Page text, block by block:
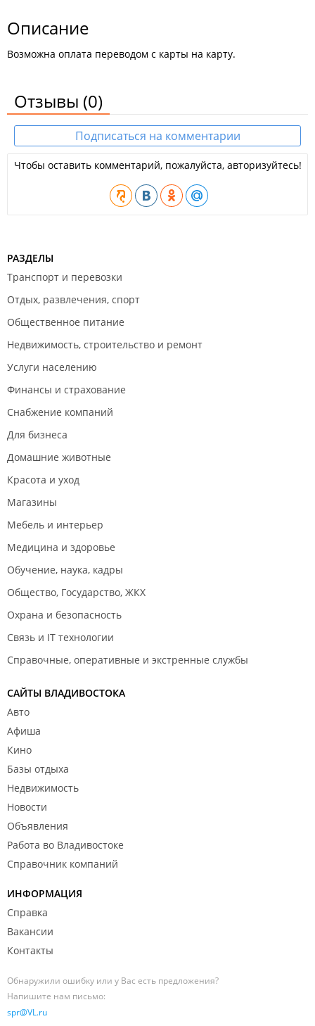
Описание
Возможна оплата переводом с карты на карту.
Отзывы (0)
Подписаться на комментарии
Чтобы оставить комментарий, пожалуйста, авторизуйтесь!
РАЗДЕЛЫ
Транспорт и перевозки
Отдых, развлечения, спорт
Общественное питание
Недвижимость, строительство и ремонт
Услуги населению
Финансы и страхование
Снабжение компаний
Для бизнеса
Домашние животные
Красота и уход
Магазины
Мебель и интерьер
Медицина и здоровье
Обучение, наука, кадры
Общество, Государство, ЖКХ
Охрана и безопасность
Связь и IT технологии
Справочные, оперативные и экстренные службы
САЙТЫ ВЛАДИВОСТОКА
Авто
Афиша
Кино
Базы отдыха
Недвижимость
Новости
Объявления
Работа во Владивостоке
Справочник компаний
ИНФОРМАЦИЯ
Справка
Вакансии
Контакты
Обнаружили ошибку или у Вас есть предложения?
Напишите нам письмо:
spr@VL.ru